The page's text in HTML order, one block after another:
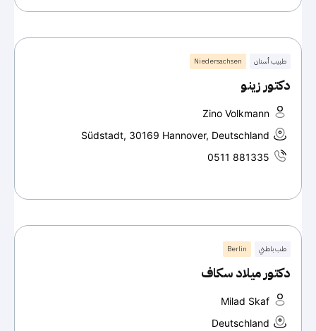
طبيب أسنان Niedersachsen
دكتور زينو
Zino Volkmann
Südstadt, 30169 Hannover, Deutschland
0511 881335
طب باطني Berlin
دكتور ميلاد سكاف
Milad Skaf
Deutschland